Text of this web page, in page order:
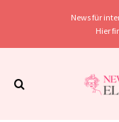
News für
Hier